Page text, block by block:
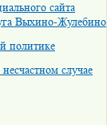
сайта
Выхино-Жулебино
политике
случае